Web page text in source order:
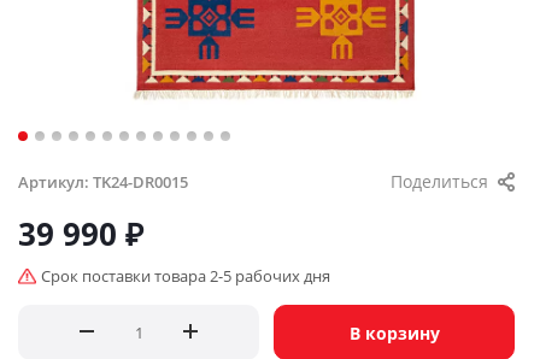
Артикул: TK24-DR0015 Поделиться
39 990 ₽
Срок поставки товара 2-5 рабочих дня
В корзину